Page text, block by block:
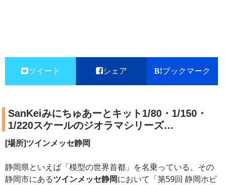
ツイート シェア ブックマーク
SanKeiみにちゅあーとキット1/80・1/150・
1/220スケールのジオラマシリーズ…
[場所]ツインメッセ静岡
静岡県といえば「模型の世界首都」を名乗っている。その
静岡市にあるツインメッセ静岡において「第59回 静岡ホビ